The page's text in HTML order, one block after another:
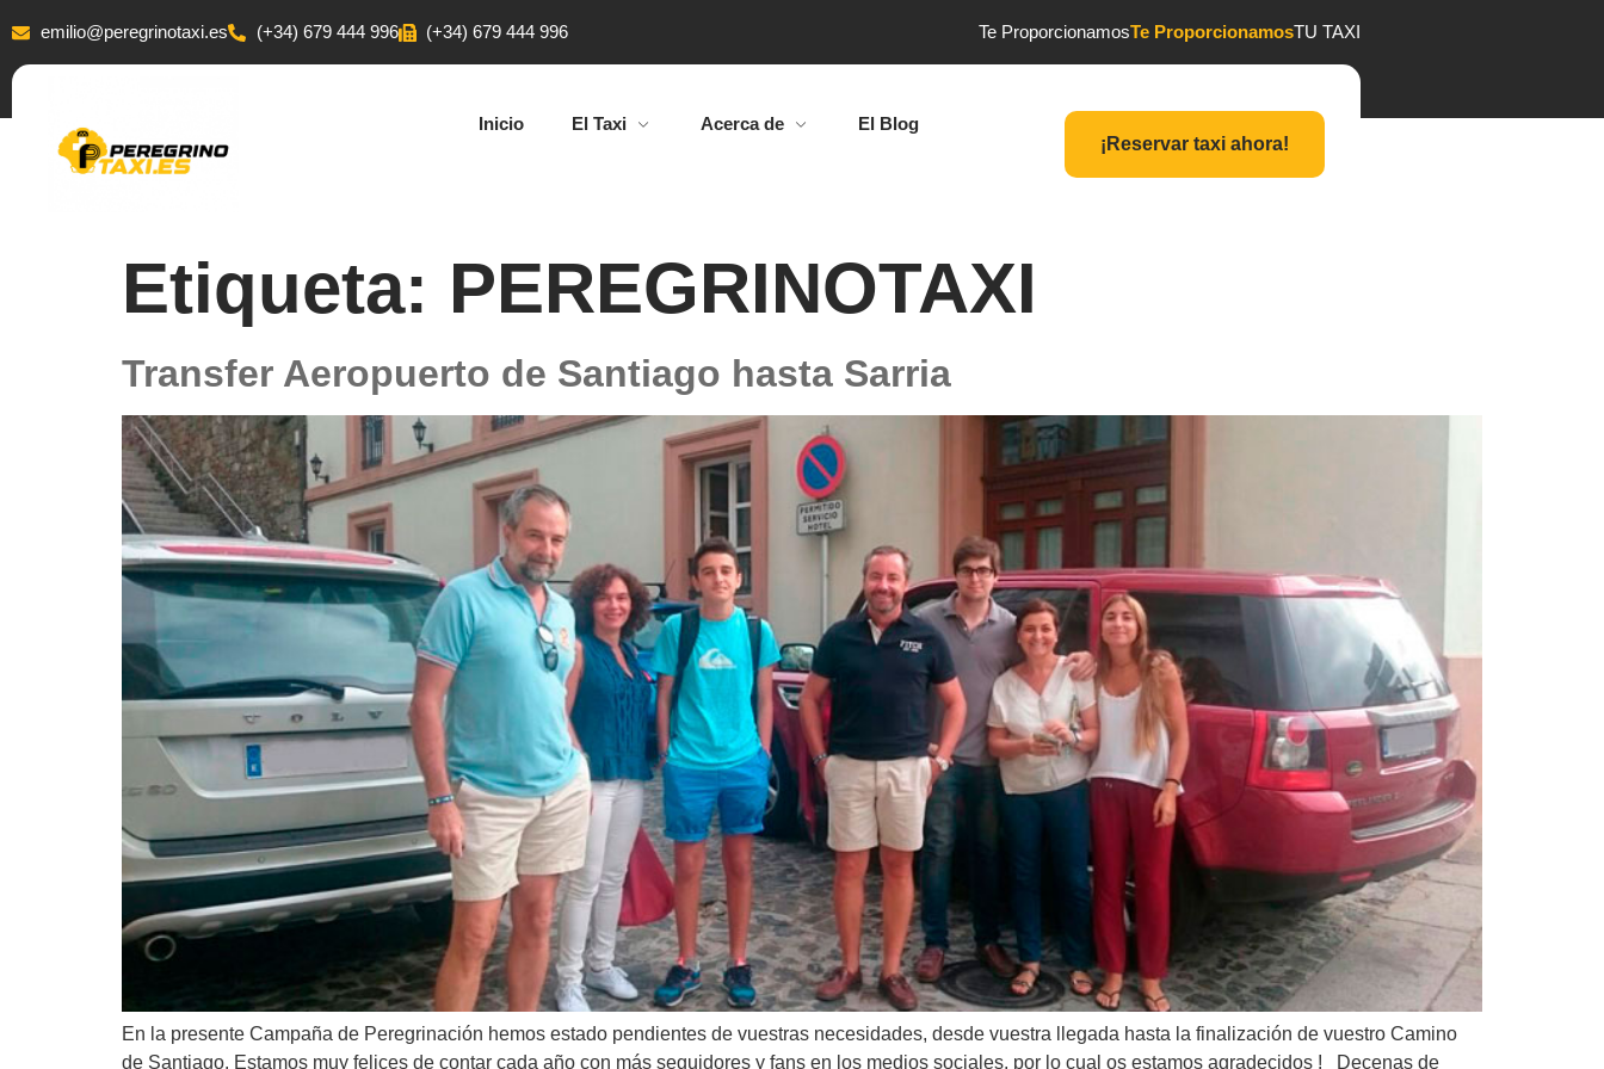
emilio@peregrinotaxi.es (+34) 679 444 996 (+34) 679 444 996 Te ProporcionamosTe ProporcionamosTU TAXI
Inicio El Taxi Acerca de
El Blog
¡Reservar taxi ahora!
Etiqueta: PEREGRINOTAXI
Transfer Aeropuerto de Santiago hasta Sarria
En la presente Campaña de Peregrinación hemos estado pendientes de vuestras necesidades, desde vuestra llegada hasta la finalización de vuestro Camino
de Santiago. Estamos muy felices de contar cada año con más seguidores y fans en los medios sociales, por lo cual os estamos agradecidos ! Decenas de